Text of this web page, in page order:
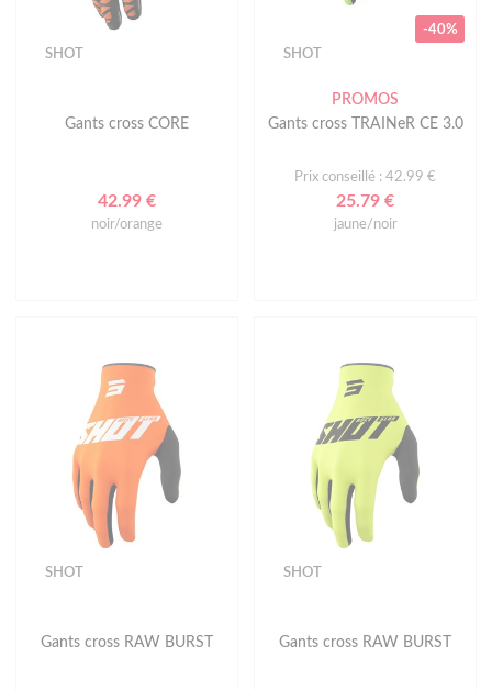
SHOT
Gants cross CORE
42.99 €
noir/orange
-40%
SHOT
PROMOS
Gants cross TRAINeR CE 3.0
Prix conseillé : 42.99 €
25.79 €
jaune/noir
SHOT
Gants cross RAW BURST
SHOT
Gants cross RAW BURST